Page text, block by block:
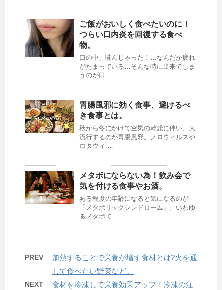
ご飯がおいしく食べたいのに！
つらい口内炎を回復する食べ
物。
口の中、噛んじゃった！…なんだか疲れ
がたまっている…そんな時に出来てしま
うのが口 …
胃腸風邪に効く食事、避けるべ
き食事とは。
秋から冬にかけて空気の乾燥に伴い、大
流行するのが胃腸風邪。ノロウィルスや
ロタウィ …
メタボにならない為！飲み会で
気を付ける食事やお酒。
ある程度の年齢になると気になるのが
「メタボリックシンドローム」。いわゆ
るメタボで …
PREV
加熱することで栄養が増す食材とは?火を通
して食べたい野菜など。
NEXT
食材を冷凍して栄養効果アップ！冷凍の注